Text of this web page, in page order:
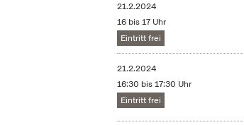
21.2.2024
16 bis 17 Uhr
Eintritt frei
21.2.2024
16:30 bis 17:30 Uhr
Eintritt frei